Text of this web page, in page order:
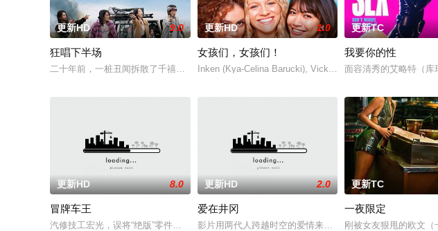
更新HD 9.0
狂唱下半场
二十年前，一桩丑闻拆散了千禧年初期当红的韩国流行三人团体。如今，三人为了一场仅有一次
更新HD 1.0
女孩们，女孩们！
Inken (Kya-Celina Barucki), Vicky (Julia Novohradsky) und
更新TC
我要你的性
面容清秀的艾略特（库
更新HD 8.0
冒牌车王
汽修技工宏光，误将“绝版”零件遗落盲女薛薇薇家中，为了找回丢失的东西，宏光无意中伪装成
更新HD 2.0
爱在井冈
影片用两代人跨越时空的爱情来演绎吉安老区人民的创业故
更新TC
一夜限定
刚被女友狠甩的欧文